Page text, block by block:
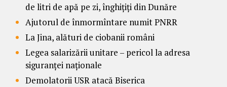
de litri de apă pe zi, înghițiți din Dunăre
Ajutorul de înmormîntare numit PNRR
La Jina, alături de ciobanii români
Legea salarizării unitare – pericol la adresa
siguranței naționale
Demolatorii USR atacă Biserica